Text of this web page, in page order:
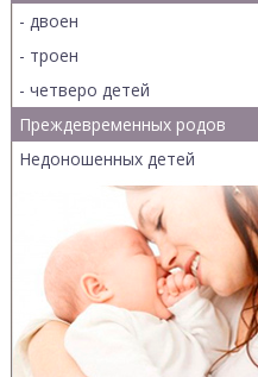
- двоен
- троен
- четверо детей
Преждевременных родов
Недоношенных детей